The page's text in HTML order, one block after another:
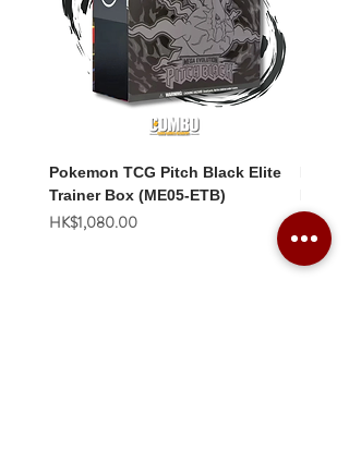
Pokemon TCG Pitch Black Elite
Trainer Box (ME05-ETB)
價格
HK$1,080.00 價格